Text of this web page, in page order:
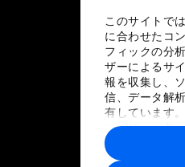
このサイトで
に合わせたコ
フィックの分
ザーによるサ
報を収集し、
信、データ解
有しています
ユーザーが各
報や各パート
に収集された